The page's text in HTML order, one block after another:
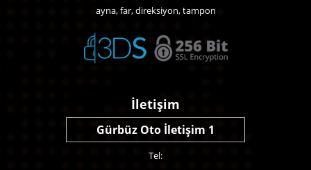
ayna, far, direksiyon, tampon
İletişim
Gürbüz Oto İletişim 1
Tel: